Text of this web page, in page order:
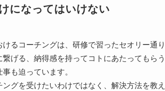
になってはいけない
るコーチングは、研修で習ったセオリー通り
繋げる、納得感を持ってコトにあたってもら
も迫っています。
ングを受けたいわけではなく、解決方法を教